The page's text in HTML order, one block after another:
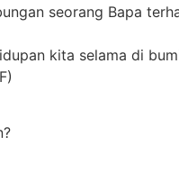
seorang Bapa
kita selama di